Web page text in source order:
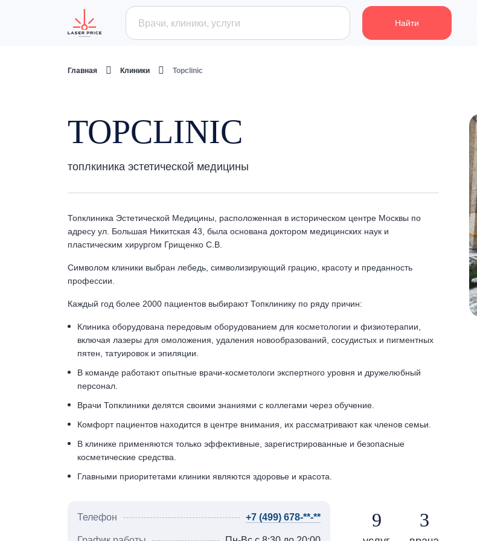
Найти
Главная Клиники Topclinic
TOPCLINIC
топлкиника эстетической медицины
Топклиника Эстетической Медицины, расположенная в историческом центре Москвы по
адресу ул. Большая Никитская 43, была основана доктором медицинских наук и
пластическим хирургом Грищенко С.В.
Символом клиники выбран лебедь, символизирующий грацию, красоту и преданность
профессии.
Каждый год более 2000 пациентов выбирают Топклинику по ряду причин:
Клиника оборудована передовым оборудованием для косметологии и физиотерапии,
включая лазеры для омоложения, удаления новообразований, сосудистых и пигментных
пятен, татуировок и эпиляции.
В команде работают опытные врачи-косметологи экспертного уровня и дружелюбный
персонал.
Врачи Топклиники делятся своими знаниями с коллегами через обучение.
Комфорт пациентов находится в центре внимания, их рассматривают как членов семьи.
В клинике применяются только эффективные, зарегистрированные и безопасные
косметические средства.
Главными приоритетами клиники являются здоровье и красота.
Телефон +7 (499) 678-**-** 9 3